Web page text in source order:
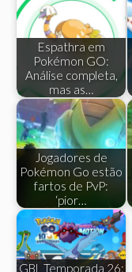
Espathra em
Pokémon GO:
Análise completa,
mas as…
Jogadores de
Pokémon Go estão
fartos de PvP:
‘pior…
GBL Temporada 26: